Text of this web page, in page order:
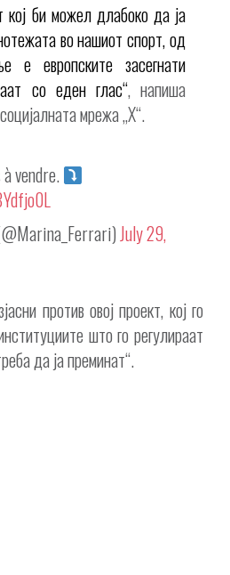
кој би можел длабоко да ја
во нашиот спорт, од
е европските засегнати
со еден глас“, напиша
мрежа „X“.
vendre.
July 29,
против овој проект, кој го
што го регулираат
да ја преминат“.